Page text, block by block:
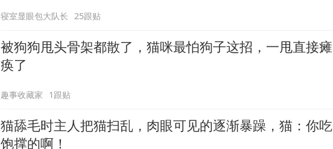
寝室显眼包大队长 25跟贴
被狗狗甩头骨架都散了，猫咪最怕狗子这招，一甩直接瘫
痪了
趣事收藏家 1跟贴
猫舔毛时主人把猫扫乱，肉眼可见的逐渐暴躁，猫：你吃
饱撑的啊！